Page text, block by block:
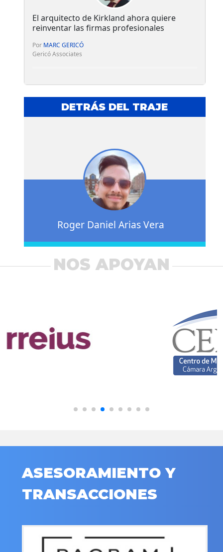
El arquitecto de Kirkland ahora quiere
reinventar las firmas profesionales
Por MARC GERICÓ
Gericó Associates
DETRÁS DEL TRAJE
Roger Daniel Arias Vera
NOS APOYAN
ASESORAMIENTO Y
TRANSACCIONES